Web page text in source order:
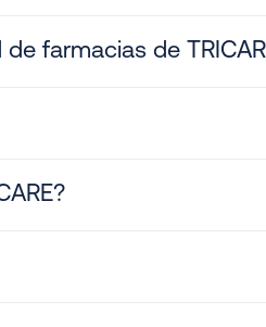
farmacias de